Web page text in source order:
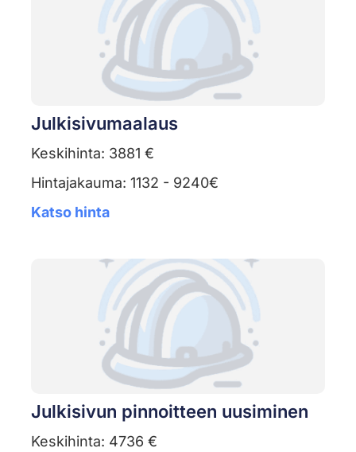
Julkisivumaalaus
Keskihinta: 3881 €
Hintajakauma: 1132 - 9240€
Katso hinta
Julkisivun pinnoitteen uusiminen
Keskihinta: 4736 €